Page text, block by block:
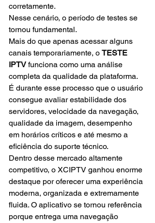
corretamente.
Nesse cenário, o período de testes se
tornou fundamental.
Mais do que apenas acessar alguns
canais temporariamente, o TESTE
IPTV funciona como uma análise
completa da qualidade da plataforma.
É durante esse processo que o usuário
consegue avaliar estabilidade dos
servidores, velocidade da navegação,
qualidade da imagem, desempenho
em horários críticos e até mesmo a
eficiência do suporte técnico.
Dentro desse mercado altamente
competitivo, o XCIPTV ganhou enorme
destaque por oferecer uma experiência
moderna, organizada e extremamente
fluida. O aplicativo se tornou referência
porque entrega uma navegação